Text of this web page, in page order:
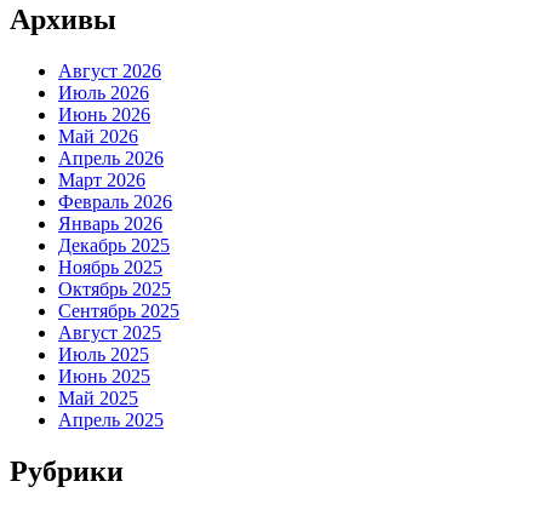
Архивы
Август 2026
Июль 2026
Июнь 2026
Май 2026
Апрель 2026
Март 2026
Февраль 2026
Январь 2026
Декабрь 2025
Ноябрь 2025
Октябрь 2025
Сентябрь 2025
Август 2025
Июль 2025
Июнь 2025
Май 2025
Апрель 2025
Рубрики